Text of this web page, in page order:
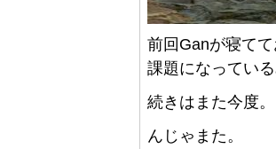
前回Ganが寝て
課題になっている
続きはまた今度。
んじゃまた。